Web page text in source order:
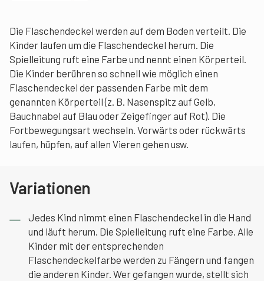
Die Flaschendeckel werden auf dem Boden verteilt. Die
Kinder laufen um die Flaschendeckel herum. Die
Spielleitung ruft eine Farbe und nennt einen Körperteil.
Die Kinder berühren so schnell wie möglich einen
Flaschendeckel der passenden Farbe mit dem
genannten Körperteil (z. B. Nasenspitz auf Gelb,
Bauchnabel auf Blau oder Zeigefinger auf Rot). Die
Fortbewegungsart wechseln. Vorwärts oder rückwärts
laufen, hüpfen, auf allen Vieren gehen usw.
Variationen
Jedes Kind nimmt einen Flaschendeckel in die Hand
und läuft herum. Die Spielleitung ruft eine Farbe. Alle
Kinder mit der entsprechenden
Flaschendeckelfarbe werden zu Fängern und fangen
die anderen Kinder. Wer gefangen wurde, stellt sich